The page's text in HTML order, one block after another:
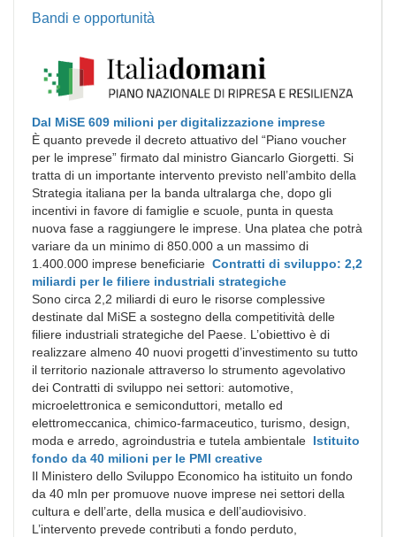
Bandi e opportunità
Dal MiSE 609 milioni per digitalizzazione imprese
È quanto prevede il decreto attuativo del “Piano voucher
per le imprese” firmato dal ministro Giancarlo Giorgetti. Si
tratta di un importante intervento previsto nell’ambito della
Strategia italiana per la banda ultralarga che, dopo gli
incentivi in favore di famiglie e scuole, punta in questa
nuova fase a raggiungere le imprese. Una platea che potrà
variare da un minimo di 850.000 a un massimo di
1.400.000 imprese beneficiarie Contratti di sviluppo: 2,2
miliardi per le filiere industriali strategiche
Sono circa 2,2 miliardi di euro le risorse complessive
destinate dal MiSE a sostegno della competitività delle
filiere industriali strategiche del Paese. L’obiettivo è di
realizzare almeno 40 nuovi progetti d’investimento su tutto
il territorio nazionale attraverso lo strumento agevolativo
dei Contratti di sviluppo nei settori: automotive,
microelettronica e semiconduttori, metallo ed
elettromeccanica, chimico-farmaceutico, turismo, design,
moda e arredo, agroindustria e tutela ambientale Istituito
fondo da 40 milioni per le PMI creative
Il Ministero dello Sviluppo Economico ha istituito un fondo
da 40 mln per promuove nuove imprese nei settori della
cultura e dell’arte, della musica e dell’audiovisivo.
L’intervento prevede contributi a fondo perduto,